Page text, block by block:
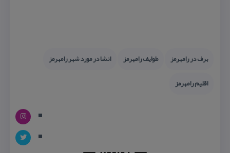
برف در رامهرمز طوایف رامهرمز
انشا در مورد شهر رامهرمز
اقلیم رامهرمز